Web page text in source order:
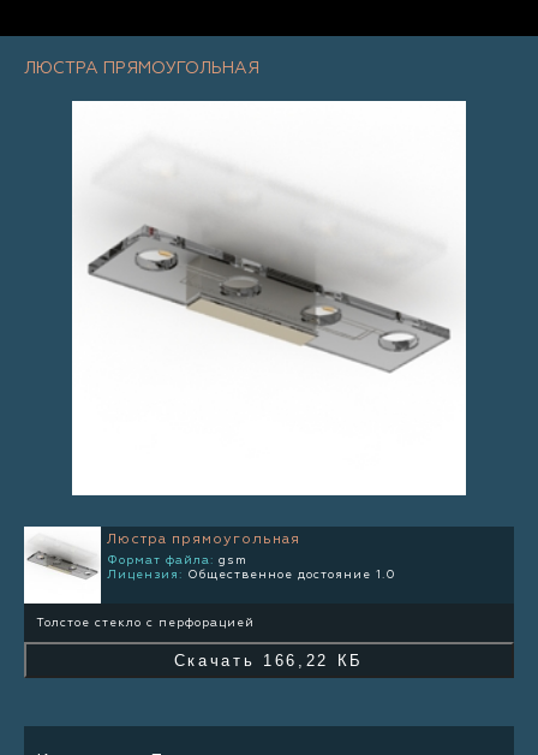
ЛЮСТРА ПРЯМОУГОЛЬНАЯ
Люстра прямоугольная
Формат файла: gsm
Лицензия: Общественное достояние 1.0
Толстое стекло с перфорацией
Скачать 166,22 КБ